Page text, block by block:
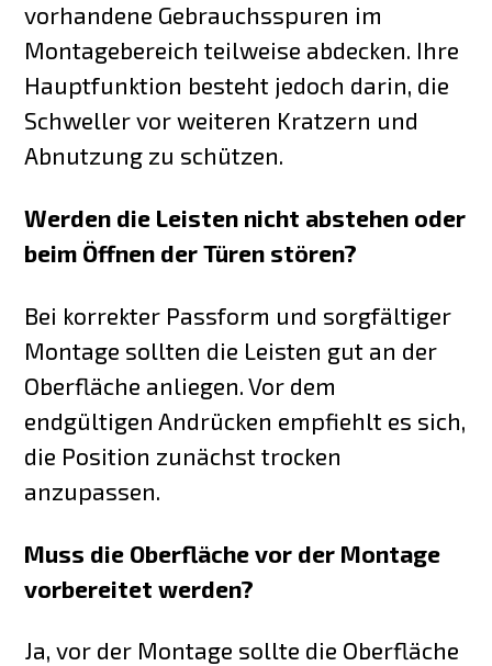
vorhandene Gebrauchsspuren im
Montagebereich teilweise abdecken. Ihre
Hauptfunktion besteht jedoch darin, die
Schweller vor weiteren Kratzern und
Abnutzung zu schützen.
Werden die Leisten nicht abstehen oder
beim Öffnen der Türen stören?
Bei korrekter Passform und sorgfältiger
Montage sollten die Leisten gut an der
Oberfläche anliegen. Vor dem
endgültigen Andrücken empfiehlt es sich,
die Position zunächst trocken
anzupassen.
Muss die Oberfläche vor der Montage
vorbereitet werden?
Ja, vor der Montage sollte die Oberfläche